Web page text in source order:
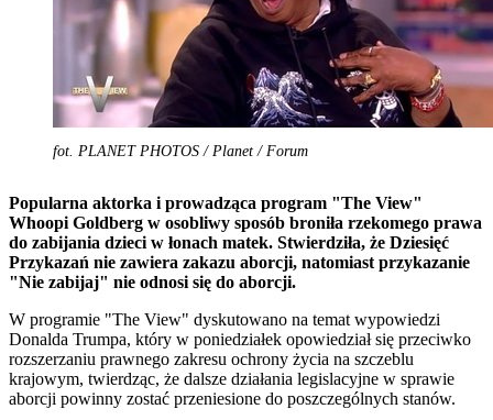
fot. PLANET PHOTOS / Planet / Forum
Popularna aktorka i prowadząca program "The View"
Whoopi Goldberg w osobliwy sposób broniła rzekomego prawa
do zabijania dzieci w łonach matek. Stwierdziła, że Dziesięć
Przykazań nie zawiera zakazu aborcji, natomiast przykazanie
"Nie zabijaj" nie odnosi się do aborcji.
W programie "The View" dyskutowano na temat wypowiedzi
Donalda Trumpa, który w poniedziałek opowiedział się przeciwko
rozszerzaniu prawnego zakresu ochrony życia na szczeblu
krajowym, twierdząc, że dalsze działania legislacyjne w sprawie
aborcji powinny zostać przeniesione do poszczególnych stanów.